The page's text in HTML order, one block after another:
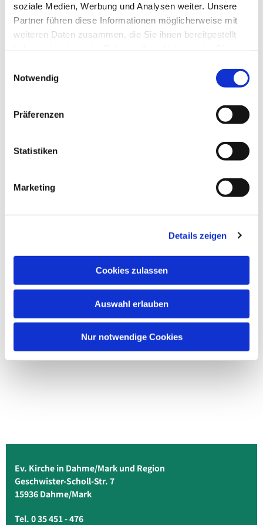
soziale Medien, Werbung und Analysen weiter. Unsere
Partner führen diese Informationen möglicherweise mit
weiteren Daten zusammen, die Sie ihnen bereitgestellt
Notwendig
Präferenzen
Statistiken
Marketing
Details zeigen
Cookies zulassen
Auswahl erlauben
Nur notwendige Cookies
Ev. Kirche in Dahme/Mark und Region
Geschwister-Scholl-Str. 7
15936 Dahme/Mark
Tel. 0 35 451 - 476